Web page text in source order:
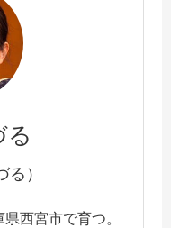
る
る）
西宮市で育つ。